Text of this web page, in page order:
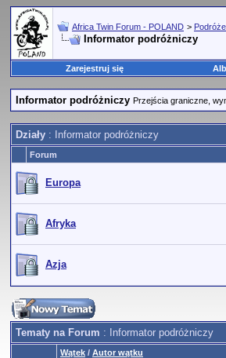
Africa Twin Forum - POLAND >
Informator podróżniczy
Zarejestruj się
Informator podróżniczy Przejścia graniczne,
Działy : Informator podróżniczy
Forum
Europa
Afryka
Azja
Tematy na Forum : Informator podróżniczy
Wątek / Autor wątku